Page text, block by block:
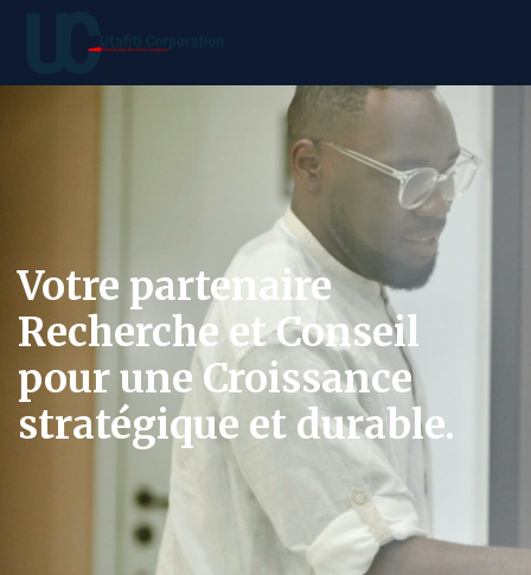
Votre partenaire
Recherche et Conseil
pour une Croissance
stratégique et durable.